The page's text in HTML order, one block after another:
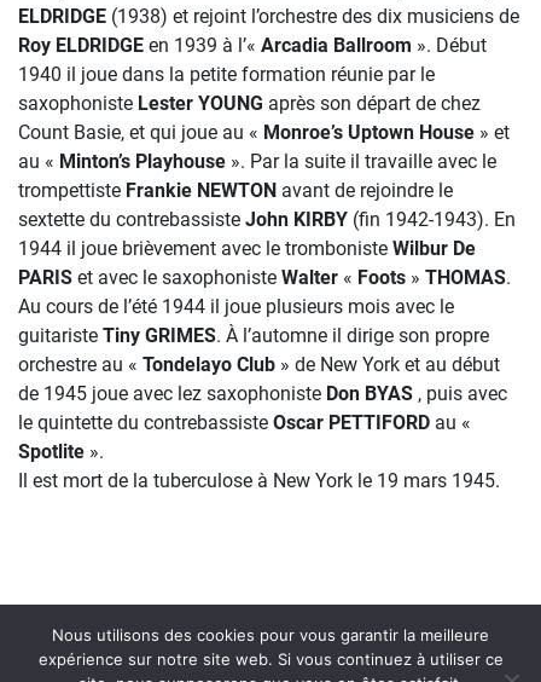
ELDRIDGE (1938) et rejoint l’orchestre des dix musiciens de
Roy ELDRIDGE en 1939 à l’« Arcadia Ballroom ». Début
1940 il joue dans la petite formation réunie par le
saxophoniste Lester YOUNG après son départ de chez
Count Basie, et qui joue au « Monroe’s Uptown House » et
au « Minton’s Playhouse ». Par la suite il travaille avec le
trompettiste Frankie NEWTON avant de rejoindre le
sextette du contrebassiste John KIRBY (fin 1942-1943). En
1944 il joue brièvement avec le tromboniste Wilbur De
PARIS et avec le saxophoniste Walter « Foots » THOMAS.
Au cours de l’été 1944 il joue plusieurs mois avec le
guitariste Tiny GRIMES. À l’automne il dirige son propre
orchestre au « Tondelayo Club » de New York et au début
de 1945 joue avec lez saxophoniste Don BYAS , puis avec
le quintette du contrebassiste Oscar PETTIFORD au «
Spotlite ».
Il est mort de la tuberculose à New York le 19 mars 1945.
Nous utilisons des cookies pour vous garantir la meilleure
expérience sur notre site web. Si vous continuez à utiliser ce